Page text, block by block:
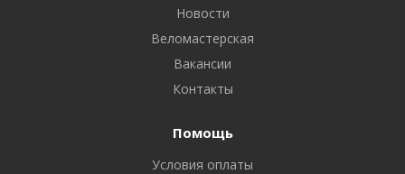
Новости
Веломастерская
Вакансии
Контакты
Помощь
Условия оплаты